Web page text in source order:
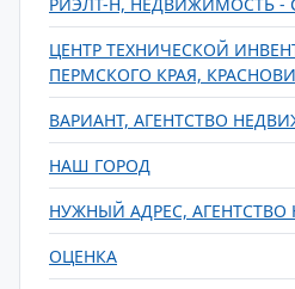
ЦЕНТР ТЕХНИЧЕСКОЙ
ПЕРМСКОГО КРАЯ,
ВАРИАНТ, АГЕНТСТВО
НАШ ГОРОД
НУЖНЫЙ АДРЕС,
ОЦЕНКА